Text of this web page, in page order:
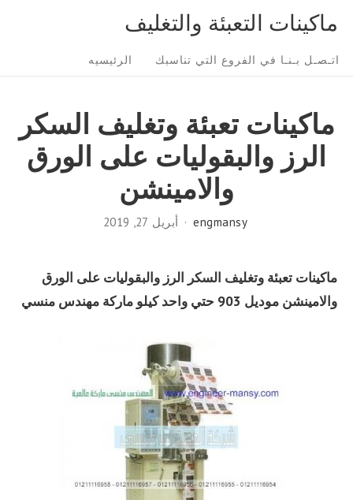
content
ماكينات التعبئة والتغليف
Site
Navigation
اتـصـل بـنـا في الفروع التي تناسبك الرئيسيه
ماكينات تعبئة وتغليف السكر
الرز والبقوليات على الورق
والامينشن
engmansy أبريل 27, 2019
ماكينات تعبئة وتغليف السكر الرز والبقوليات على الورق
والامينشن موديل 903 حتي واحد كيلو ماركة مهندس منسي